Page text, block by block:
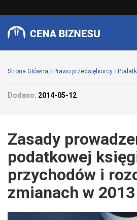
Strona Główna Prawo przedsiębiorcy
Dodano: 2014-05-12
Zasady
podatkowej
przychodów i
zmianach w